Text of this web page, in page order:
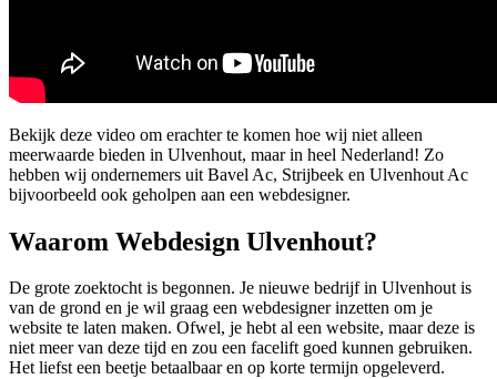
Bekijk deze video om erachter te komen hoe wij niet alleen
meerwaarde bieden in Ulvenhout, maar in heel Nederland! Zo
hebben wij ondernemers uit Bavel Ac, Strijbeek en Ulvenhout Ac
bijvoorbeeld ook geholpen aan een webdesigner.
Waarom Webdesign Ulvenhout?
De grote zoektocht is begonnen. Je nieuwe bedrijf in Ulvenhout is
van de grond en je wil graag een webdesigner inzetten om je
website te laten maken. Ofwel, je hebt al een website, maar deze is
niet meer van deze tijd en zou een facelift goed kunnen gebruiken.
Het liefst een beetje betaalbaar en op korte termijn opgeleverd.